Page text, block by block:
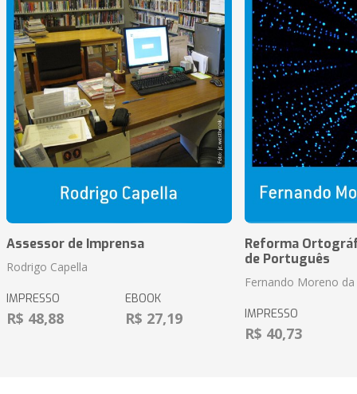
Assessor de Imprensa
Rodrigo Capella
IMPRESSO
R$ 48,88
EBOOK
R$ 27,19
Reforma
de Português
Fernando Moreno da
IMPRESSO
R$ 40,73